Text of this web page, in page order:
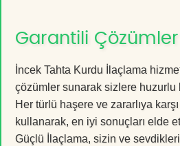
Garantili Çözümler
İncek Tahta Kurdu İlaçlama
çözümler sunarak sizlere huzurlu
Her türlü haşere ve zararlıya
kullanarak, en iyi sonuçları elde
Güçlü İlaçlama, sizin ve